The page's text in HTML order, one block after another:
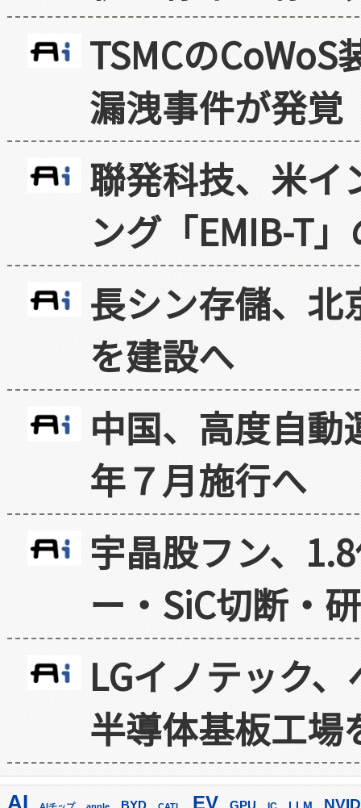
TSMCの
漏洩事件が発覚
聯発科技、米イ
ング「EMIB-T
長シン存儲、北
を建設へ
中国、高度自
年７月施行へ
宇晶股フン、
ー・SiC切断・
LGイノテック
半導体基板工場
AI EV